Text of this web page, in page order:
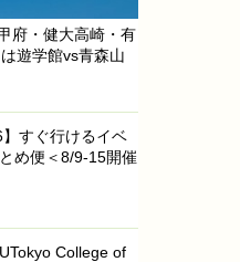
府・健大高崎・有
遊学館vs青森山
】すぐ行けるイベ
め便＜8/9-15開催
College of